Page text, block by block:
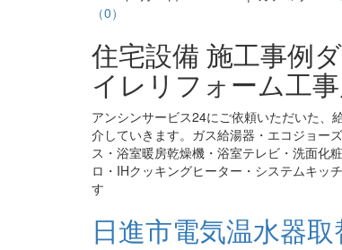
（0）
住宅設備 施工事例
イレリフォーム工
アンシンサービス24にご依頼いただいた、
介していきます。ガス給湯器・エコジョー
ス・浴室暖房乾燥機・浴室テレビ・洗面化
ロ・IHクッキングヒーター・システムキッ
す
日進市電気温水器取